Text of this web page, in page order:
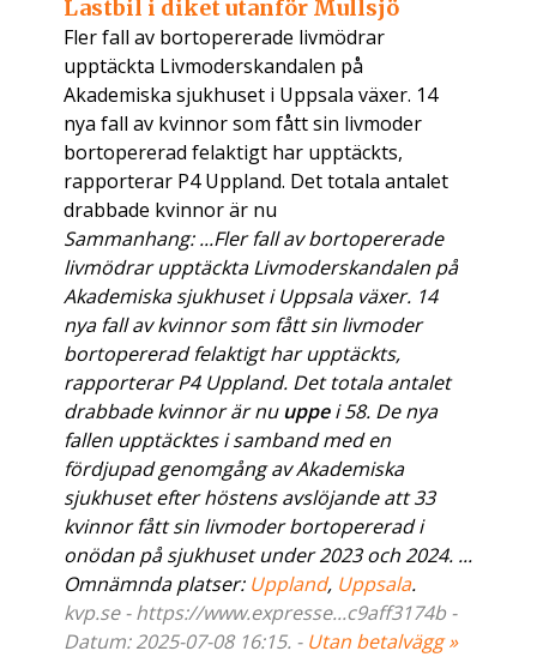
Lastbil i diket utanför Mullsjö
Fler fall av bortopererade livmödrar
upptäckta Livmoderskandalen på
Akademiska sjukhuset i Uppsala växer. 14
nya fall av kvinnor som fått sin livmoder
bortopererad felaktigt har upptäckts,
rapporterar P4 Uppland. Det totala antalet
drabbade kvinnor är nu
Sammanhang: ...Fler fall av bortopererade
livmödrar upptäckta Livmoderskandalen på
Akademiska sjukhuset i Uppsala växer. 14
nya fall av kvinnor som fått sin livmoder
bortopererad felaktigt har upptäckts,
rapporterar P4 Uppland. Det totala antalet
drabbade kvinnor är nuuppei 58. De nya
fallen upptäcktes i samband med en
fördjupad genomgång av Akademiska
sjukhuset efter höstens avslöjande att 33
kvinnor fått sin livmoder bortopererad i
onödan på sjukhuset under 2023 och 2024. ...
Omnämnda platser: Uppland, Uppsala.
kvp.se - https://www.expresse...c9aff3174b -
Datum: 2025-07-08 16:15. - Utan betalvägg »